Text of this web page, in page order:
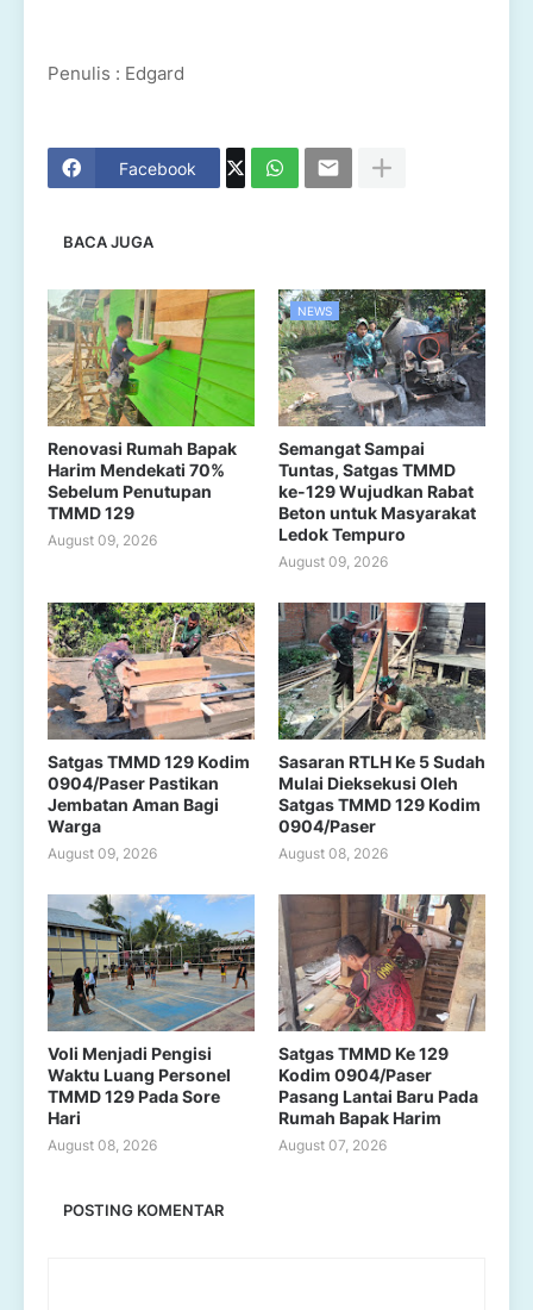
Penulis : Edgard
Facebook
BACA JUGA
Renovasi Rumah Bapak
Harim Mendekati 70%
Sebelum Penutupan
TMMD 129
August 09, 2026
NEWS
Semangat Sampai
Tuntas, Satgas TMMD
ke-129 Wujudkan Rabat
Beton untuk Masyarakat
Ledok Tempuro
August 09, 2026
Satgas TMMD 129 Kodim
0904/Paser Pastikan
Jembatan Aman Bagi
Warga
August 09, 2026
Sasaran RTLH Ke 5 Sudah
Mulai Dieksekusi Oleh
Satgas TMMD 129 Kodim
0904/Paser
August 08, 2026
Voli Menjadi Pengisi
Waktu Luang Personel
TMMD 129 Pada Sore
Hari
August 08, 2026
Satgas TMMD Ke 129
Kodim 0904/Paser
Pasang Lantai Baru Pada
Rumah Bapak Harim
August 07, 2026
POSTING KOMENTAR